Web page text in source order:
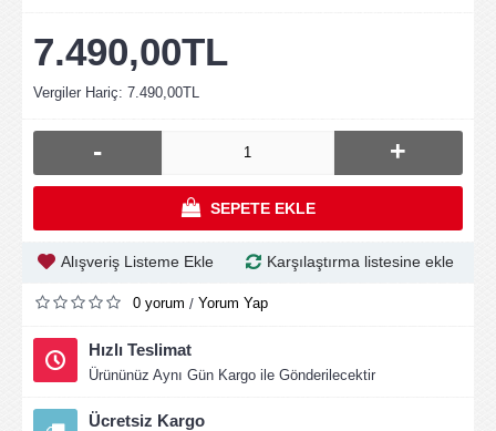
7.490,00TL
Vergiler Hariç: 7.490,00TL
- +
SEPETE EKLE
Alışveriş Listeme Ekle Karşılaştırma listesine ekle
0 yorum / Yorum Yap
Hızlı Teslimat
Ürününüz Aynı Gün Kargo ile Gönderilecektir
Ücretsiz Kargo